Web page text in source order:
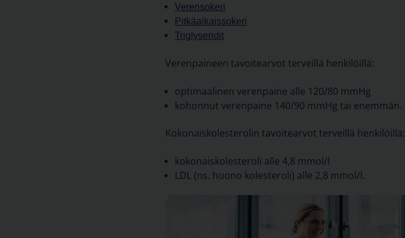
Verensokeri
Pitkäaikaissokeri
Triglyseridit
Verenpaineen tavoitearvot terveillä henkilöillä:
optimaalinen verenpaine alle 120/80 mmHg
kohonnut verenpaine 140/90 mmHg tai enemmän.
Kokonaiskolesterolin tavoitearvot terveillä henkilöillä:
kokonaiskolesteroli alle 4,8 mmol/l
LDL (ns. huono kolesteroli) alle 2,8 mmol/l.